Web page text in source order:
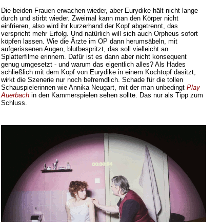
Die beiden Frauen erwachen wieder, aber Eurydike hält nicht lange
durch und stirbt wieder. Zweimal kann man den Körper nicht
einfrieren, also wird ihr kurzerhand der Kopf abgetrennt, das
verspricht mehr Erfolg. Und natürlich will sich auch Orpheus sofort
köpfen lassen. Wie die Ärzte im OP dann herumsäbeln, mit
aufgerissenen Augen, blutbespritzt, das soll vielleicht an
Splatterfilme erinnern. Dafür ist es dann aber nicht konsequent
genug umgesetzt - und warum das eigentlich alles? Als Hades
schließlich mit dem Kopf von Eurydike in einem Kochtopf dasitzt,
wirkt die Szenerie nur noch befremdlich. Schade für die tollen
Schauspielerinnen wie Annika Neugart, mit der man unbedingt Play
Auerbachin den Kammerspielen sehen sollte. Das nur als Tipp zum
Schluss.